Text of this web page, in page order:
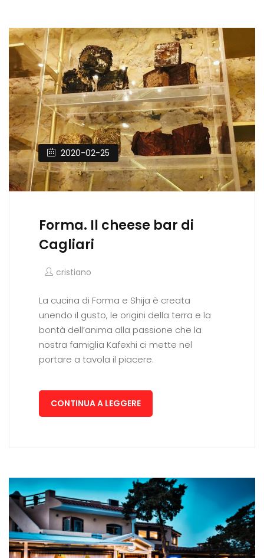
2020-02-25
Forma. Il cheese bar di
Cagliari
cristiano
La cucina di Forma e Shija è creata
unendo il gusto, le origini della terra e la
bontà dell’anima alla passione che la
nostra famiglia Kafexhi ci mette nel
portare a tavola il piacere.
CONTINUA A LEGGERE